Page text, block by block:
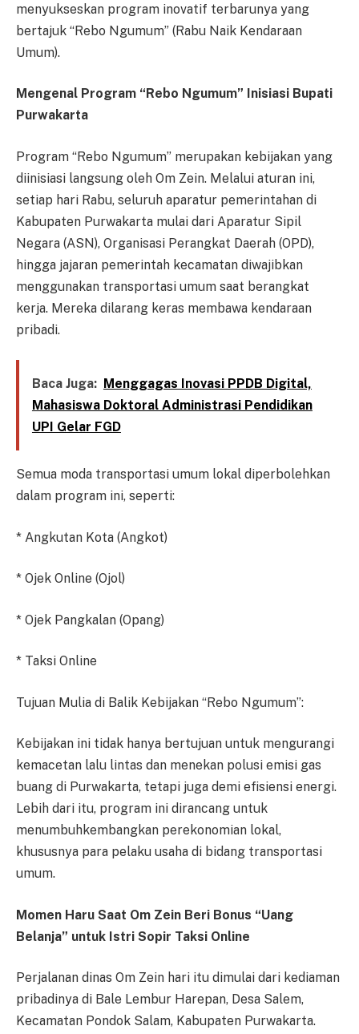
menyukseskan program inovatif terbarunya yang
bertajuk “Rebo Ngumum” (Rabu Naik Kendaraan
Umum).
Mengenal Program “Rebo Ngumum” Inisiasi Bupati
Purwakarta
Program “Rebo Ngumum” merupakan kebijakan yang
diinisiasi langsung oleh Om Zein. Melalui aturan ini,
setiap hari Rabu, seluruh aparatur pemerintahan di
Kabupaten Purwakarta mulai dari Aparatur Sipil
Negara (ASN), Organisasi Perangkat Daerah (OPD),
hingga jajaran pemerintah kecamatan diwajibkan
menggunakan transportasi umum saat berangkat
kerja. Mereka dilarang keras membawa kendaraan
pribadi.
Baca Juga: Menggagas Inovasi PPDB Digital,
Mahasiswa Doktoral Administrasi Pendidikan
UPI Gelar FGD
Semua moda transportasi umum lokal diperbolehkan
dalam program ini, seperti:
* Angkutan Kota (Angkot)
* Ojek Online (Ojol)
* Ojek Pangkalan (Opang)
* Taksi Online
Tujuan Mulia di Balik Kebijakan “Rebo Ngumum”:
Kebijakan ini tidak hanya bertujuan untuk mengurangi
kemacetan lalu lintas dan menekan polusi emisi gas
buang di Purwakarta, tetapi juga demi efisiensi energi.
Lebih dari itu, program ini dirancang untuk
menumbuhkembangkan perekonomian lokal,
khususnya para pelaku usaha di bidang transportasi
umum.
Momen Haru Saat Om Zein Beri Bonus “Uang
Belanja” untuk Istri Sopir Taksi Online
Perjalanan dinas Om Zein hari itu dimulai dari kediaman
pribadinya di Bale Lembur Harepan, Desa Salem,
Kecamatan Pondok Salam, Kabupaten Purwakarta.